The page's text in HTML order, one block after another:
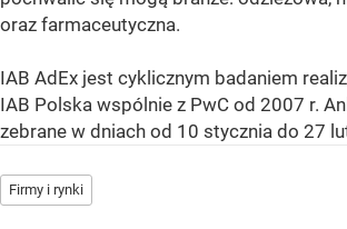
oraz farmaceutyczna.
IAB AdEx jest cyklicznym badaniem
IAB Polska wspólnie z PwC od 2007 r.
zebrane w dniach od 10 stycznia do 27
Firmy i rynki